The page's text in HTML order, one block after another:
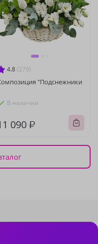
4.8 (279)
"Подснежники
В наличии
090 ₽